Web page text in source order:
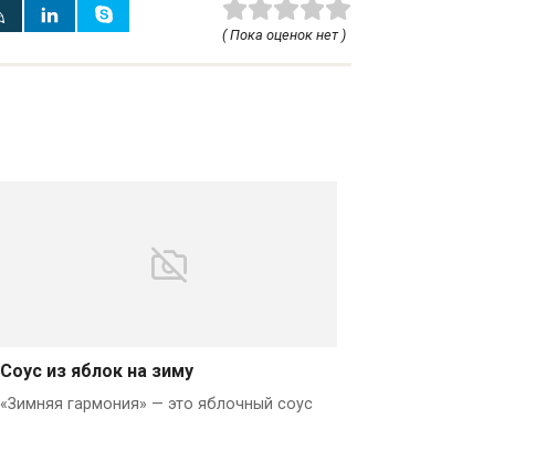
( Пока оценок нет )
Соус из яблок на зиму
«Зимняя гармония» — это яблочный соус